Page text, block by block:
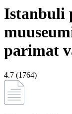
Istanbuli
parimat
4.7 (1764)